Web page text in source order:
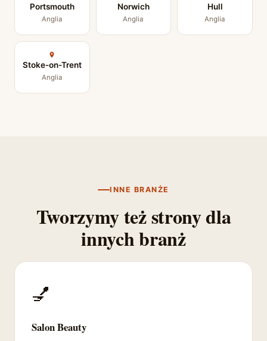
Portsmouth
Anglia
Norwich
Anglia
Hull
Anglia
Stoke-on-Trent
Anglia
INNE BRANŻE
Tworzymy też strony dla
innych branż
💅
Salon Beauty